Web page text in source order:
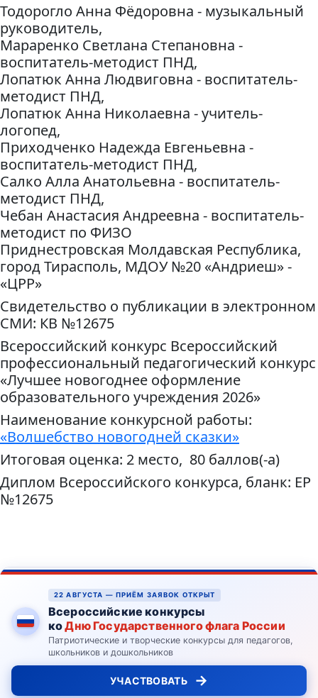
Тодорогло Анна Фёдоровна - музыкальный
руководитель,
Мараренко Светлана Степановна -
воспитатель-методист ПНД,
Лопатюк Анна Людвиговна - воспитатель-
методист ПНД,
Лопатюк Анна Николаевна - учитель-
логопед,
Приходченко Надежда Евгеньевна -
воспитатель-методист ПНД,
Салко Алла Анатольевна - воспитатель-
методист ПНД,
Чебан Анастасия Андреевна - воспитатель-
методист по ФИЗО
Приднестровская Молдавская Республика,
город Тирасполь, МДОУ №20 «Андриеш» -
«ЦРР»
Свидетельство о публикации в электронном
СМИ: КВ №12675
Всероссийский конкурс Всероссийский
профессиональный педагогический конкурс
«Лучшее новогоднее оформление
образовательного учреждения 2026»
Наименование конкурсной работы:
«Волшебство новогодней сказки»
Итоговая оценка: 2 место, 80 баллов(-а)
Диплом Всероссийского конкурса, бланк: ЕР
№12675
22 АВГУСТА — ПРИЁМ ЗАЯВОК ОТКРЫТ
Всероссийские конкурсы
коДню Государственного флага России
Патриотические и творческие конкурсы для педагогов,
школьников и дошкольников
УЧАСТВОВАТЬ →